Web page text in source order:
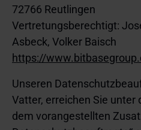
72766 Reutlingen
Vertretungsberechtigt:
Asbeck, Volker Baisch
https://
Unseren
Vatter, erreichen Sie unter
dem vorangestellten